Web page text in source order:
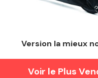
Version la mieux
Voir le Plus